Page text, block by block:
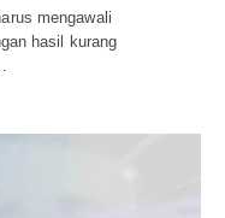
mengawali
hasil kurang